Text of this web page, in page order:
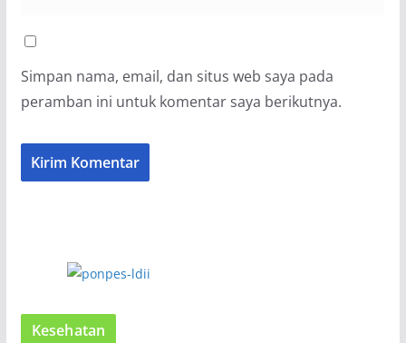
Simpan nama, email, dan situs web saya pada
peramban ini untuk komentar saya berikutnya.
Kesehatan